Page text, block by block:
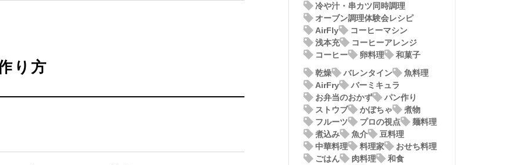
り方
冷や汁・串カツ同時調理
オーブン調理体験会レシピ
AirFly
コーヒーマシン
浅本充
コーヒーアレンジ
コーヒー
卵料理
和菓子
乾燥
バレンタイン
魚料理
AirFry
バーミキュラ
お弁当のおかず
パン作り
ストウブ
かぼちゃ
煮物
フルーツ
プロの視点
麺料理
煮込み
魚介
豆料理
中華料理
料理家
おせち料理
ごはん
肉料理
和食